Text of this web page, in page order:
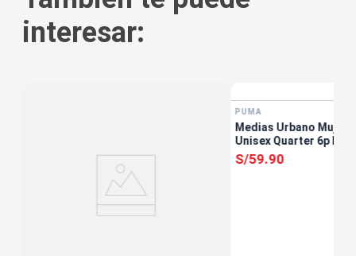
interesar:
PUMA
Medias Urbano Mujer
Unisex Quarter 6p
S/59.90